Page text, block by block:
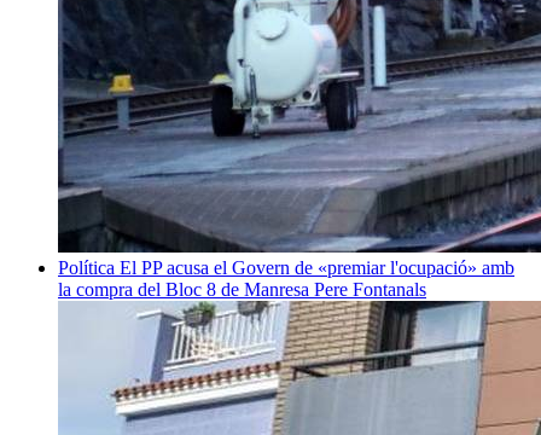
Política El PP acusa el Govern de «premiar l'ocupació» amb
la compra del Bloc 8 de Manresa Pere Fontanals